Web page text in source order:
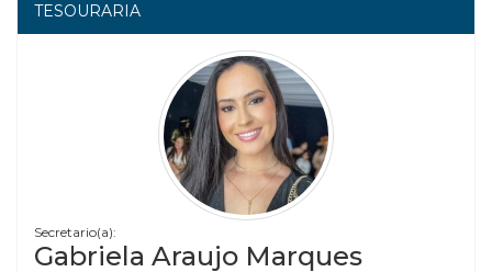
TESOURARIA
Secretario(a):
Gabriela Araujo Marques